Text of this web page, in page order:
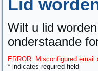
Lid
Wilt u lid
onderstaande
ERROR: Misconfigured email
* indicates required field